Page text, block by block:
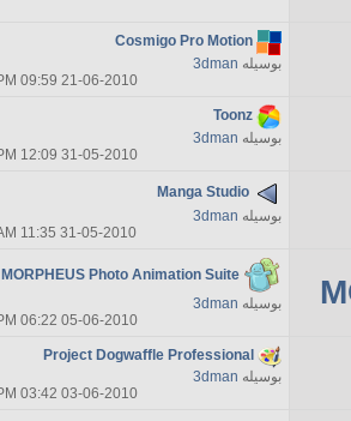
Cosmigo Pro Motion
بوسیله 3dman
21-06-2010
09:59 PM
Toonz
بوسیله 3dman
31-05-2010
12:09 PM
Manga Studio
بوسیله 3dman
31-05-2010
11:35 AM
MORPHEUS Photo Animation Suite
بوسیله 3dman
05-06-2010
06:22 PM
Project Dogwaffle Professional
بوسیله 3dman
03-06-2010
03:42 PM